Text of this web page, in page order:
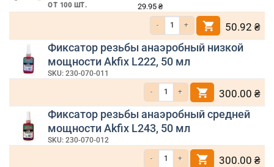
ОТ 100 ШТ. 29.95 ₴
Количество товара Бита с
50.92 ₴
Фиксатор резьбы анаэробный низкой
мощности Akfix L222, 50 мл
SKU: 230-070-011
Количество товара Фиксатор резьбы
300.00 ₴
Фиксатор резьбы анаэробный средней
мощности Akfix L243, 50 мл
SKU: 230-070-012
Количество товара Фиксатор резьбы
300.00 ₴